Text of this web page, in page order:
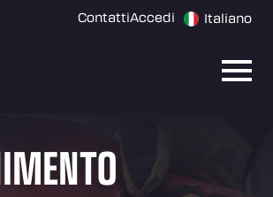
ContattiAccedi Italiano